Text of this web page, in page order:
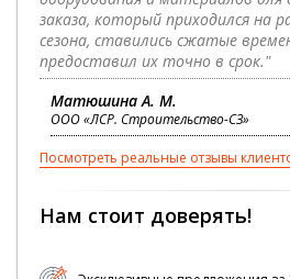
заказа, который приходился на
сезона, ставились сжатые
предоставил их точно в срок."
Матюшина А. М.
ООО «ЛСР. Строительство-СЗ»
Посмотреть реальные отзывы
Нам стоит доверять!